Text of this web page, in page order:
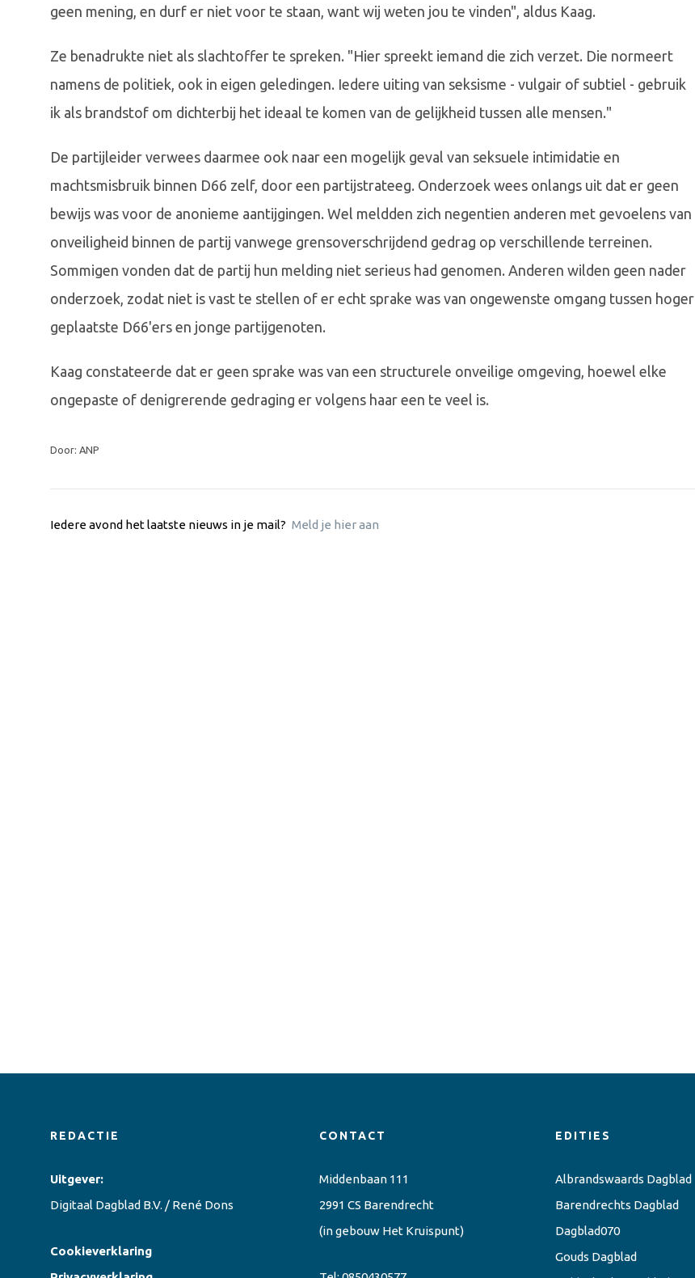
geen mening, en durf er niet voor te staan, want wij weten jou te vinden", aldus Kaag.
Ze benadrukte niet als slachtoffer te spreken. "Hier spreekt iemand die zich verzet. Die normeert
namens de politiek, ook in eigen geledingen. Iedere uiting van seksisme - vulgair of subtiel - gebruik
ik als brandstof om dichterbij het ideaal te komen van de gelijkheid tussen alle mensen."
De partijleider verwees daarmee ook naar een mogelijk geval van seksuele intimidatie en
machtsmisbruik binnen D66 zelf, door een partijstrateeg. Onderzoek wees onlangs uit dat er geen
bewijs was voor de anonieme aantijgingen. Wel meldden zich negentien anderen met gevoelens van
onveiligheid binnen de partij vanwege grensoverschrijdend gedrag op verschillende terreinen.
Sommigen vonden dat de partij hun melding niet serieus had genomen. Anderen wilden geen nader
onderzoek, zodat niet is vast te stellen of er echt sprake was van ongewenste omgang tussen hoger
geplaatste D66'ers en jonge partijgenoten.
Kaag constateerde dat er geen sprake was van een structurele onveilige omgeving, hoewel elke
ongepaste of denigrerende gedraging er volgens haar een te veel is.
Door: ANP
Iedere avond het laatste nieuws in je mail? Meld je hier aan
REDACTIE
Uitgever:
Digitaal Dagblad B.V. / René Dons
Cookieverklaring
CONTACT
Middenbaan 111
2991 CS Barendrecht
(in gebouw Het Kruispunt)
EDITIES
Albrandswaards Dagblad
Barendrechts Dagblad
Dagblad070
Gouds Dagblad